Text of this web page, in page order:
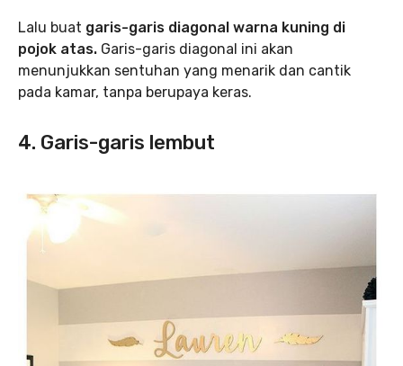
Lalu buat garis-garis diagonal warna kuning di
pojok atas. Garis-garis diagonal ini akan
menunjukkan sentuhan yang menarik dan cantik
pada kamar, tanpa berupaya keras.
4. Garis-garis lembut